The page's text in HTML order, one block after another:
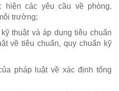
hiện các yêu cầu về phòng,
trường;
thuật và áp dụng tiêu chuẩn
về tiêu chuẩn, quy chuẩn kỹ
pháp luật về xác định tổng